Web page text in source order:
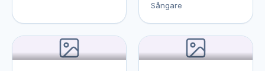
Sångare